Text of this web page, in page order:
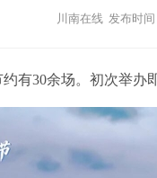
川南在线 发布时
30余场。初次举办即